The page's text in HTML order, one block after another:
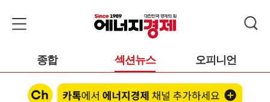
종합 섹션뉴스 오피니언